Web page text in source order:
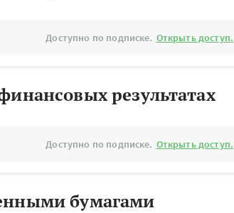
Доступно по подписке. Открыть доступ.
результатах
Доступно по подписке. Открыть доступ.
бумагами